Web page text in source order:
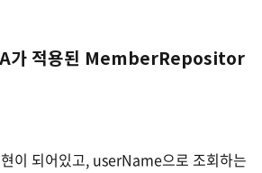
가 적용된 MemberRepositor
이 되어있고, userName으로 조회하는